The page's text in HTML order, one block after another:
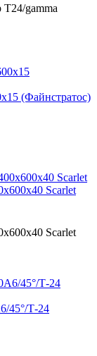
gamma
(Файнстратос)
Scarlet
Scarlet
45°/Т-24